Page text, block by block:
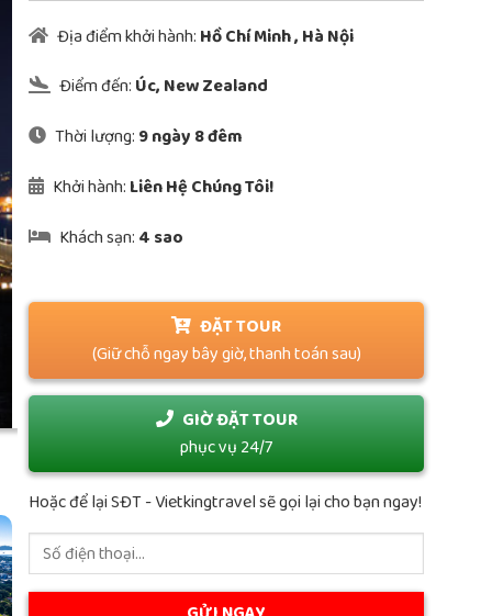
Địa điểm khởi hành: Hồ Chí Minh, Hà Nội
Điểm đến: Úc, New Zealand
Thời lượng: 9 ngày 8 đêm
Khởi hành: Liên Hệ Chúng Tôi!
Khách sạn: 4 sao
ĐẶT TOUR
(Giữ chỗ ngay bây giờ, thanh toán sau)
GIỜ ĐẶT TOUR
phục vụ 24/7
Hoặc để lại SĐT - Vietkingtravel sẽ gọi lại cho bạn ngay!